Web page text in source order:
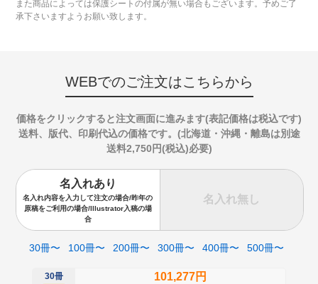
また商品によっては保護シートの付属が無い場合もございます。予めご了
承下さいますようお願い致します。
WEBでのご注文はこちらから
価格をクリックすると注文画面に進みます(表記価格は税込です)
送料、版代、印刷代込の価格です。(北海道・沖縄・離島は別途
送料2,750円(税込)必要)
名入れあり
名入れ内容を入力して注文の場合/昨年の
原稿をご利用の場合/Illustrator入稿の場
合
名入れ無し
30冊〜 100冊〜 200冊〜 300冊〜 400冊〜 500冊〜
30冊 101,277円